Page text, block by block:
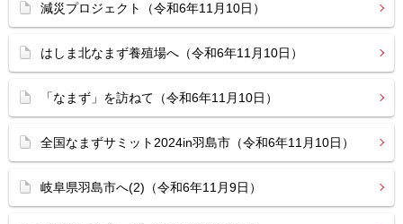
減災プロジェクト（令和6年11月10日）
はしま北なまず養殖場へ（令和6年11月10日）
「なまず」を訪ねて（令和6年11月10日）
全国なまずサミット2024in羽島市（令和6年11月10日）
岐阜県羽島市へ(2)（令和6年11月9日）